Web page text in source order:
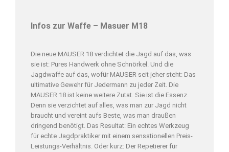
Infos zur Waffe – Masuer M18
Die neue MAUSER 18 verdichtet die Jagd auf das, was
sie ist: Pures Handwerk ohne Schnörkel. Und die
Jagdwaffe auf das, wofür MAUSER seit jeher steht: Das
ultimative Gewehr für Jedermann zu jeder Zeit. Die
MAUSER 18 ist keine weitere Zutat. Sie ist die Essenz.
Denn sie verzichtet auf alles, was man zur Jagd nicht
braucht und vereint aufs Beste, was man draußen
dringend benötigt. Das Resultat: Ein echtes Werkzeug
für echte Jagdpraktiker mit einem sensationellen Preis-
Leistungs-Verhältnis. Oder kurz: Der Repetierer für